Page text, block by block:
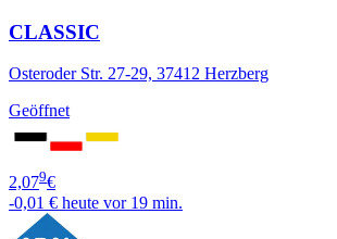
CLASSIC
Osteroder Str. 27-29, 37412 Herzberg
Geöffnet
2,079€
-0,01 € heute vor 19 min.